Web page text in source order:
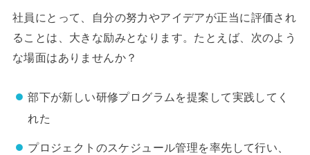
社員にとって、自分の努力やアイデアが正当に評価され
ることは、大きな励みとなります。たとえば、次のよう
な場面はありませんか？
部下が新しい研修プログラムを提案して実践してく
れた
プロジェクトのスケジュール管理を率先して行い、